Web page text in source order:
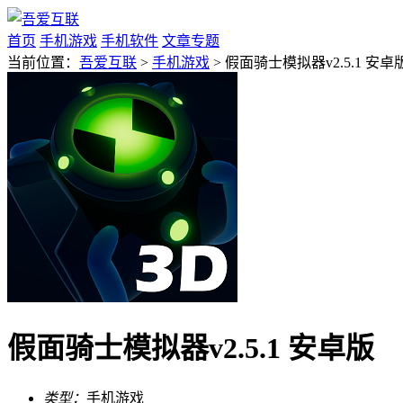
首页 手机游戏 手机软件 文章专题
当前位置： 吾爱互联 > 手机游戏 > 假面骑士模拟器v2.5.1 安卓
假面骑士模拟器v2.5.1 安卓版
类型： 手机游戏